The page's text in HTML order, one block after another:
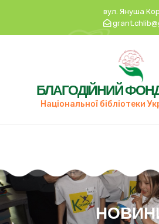
вул. Януша
БЛАГОДІЙНИЙ
Національної бібліотеки